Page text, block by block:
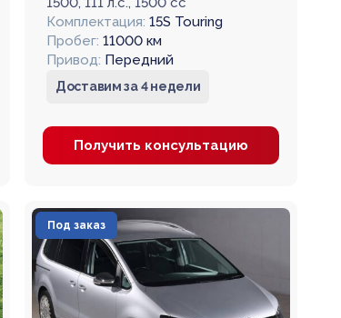
Комплектация: 15S Touring
Пробег: 11000 км
Привод: Передний
Доставим за 4 недели
Получить консультацию
Под заказ